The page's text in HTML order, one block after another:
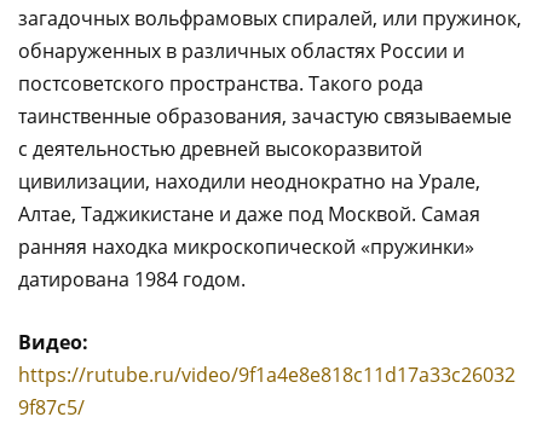
загадочных вольфрамовых спиралей, или пружинок,
обнаруженных в различных областях России и
постсоветского пространства. Такого рода
таинственные образования, зачастую связываемые
с деятельностью древней высокоразвитой
цивилизации, находили неоднократно на Урале,
Алтае, Таджикистане и даже под Москвой. Самая
ранняя находка микроскопической «пружинки»
датирована 1984 годом.
Видео:
https://rutube.ru/video/9f1a4e8e818c11d17a33c26032
9f87c5/